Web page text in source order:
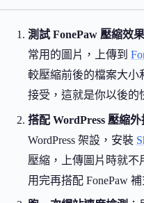
測試 FonePaw 壓縮效果
常用的圖片，上傳到
較壓縮前後的檔案大小
接受，這就是你以後的
搭配 WordPress 壓縮外
WordPress 架設，安裝
壓縮，上傳圖片時就不
用完再搭配 FonePaw 補